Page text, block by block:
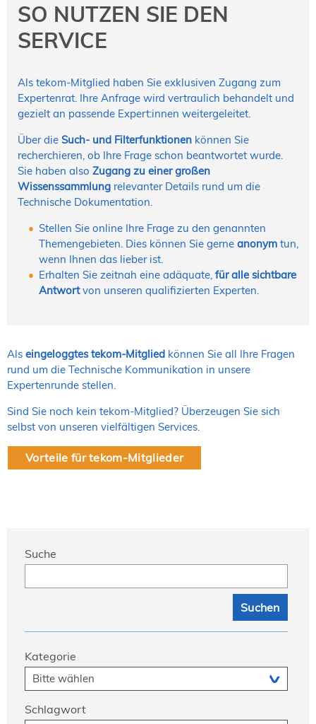
SO NUTZEN SIE DEN
SERVICE
Als tekom-Mitglied haben Sie exklusiven Zugang zum
Expertenrat. Ihre Anfrage wird vertraulich behandelt und
gezielt an passende Expert:innen weitergeleitet.
Über die Such- und Filterfunktionen können Sie
recherchieren, ob Ihre Frage schon beantwortet wurde.
Sie haben also Zugang zu einer großen
Wissenssammlung relevanter Details rund um die
Technische Dokumentation.
Stellen Sie online Ihre Frage zu den genannten
Themengebieten. Dies können Sie gerne anonym tun,
wenn Ihnen das lieber ist.
Erhalten Sie zeitnah eine adäquate, für alle sichtbare
Antwortvon unseren qualifizierten Experten.
Als eingeloggtes tekom-Mitglied können Sie all Ihre Fragen
rund um die Technische Kommunikation in unsere
Expertenrunde stellen.
Sind Sie noch kein tekom-Mitglied? Überzeugen Sie sich
selbst von unseren vielfältigen Services.
Vorteile für tekom-Mitglieder
Suche
Kategorie
Schlagwort